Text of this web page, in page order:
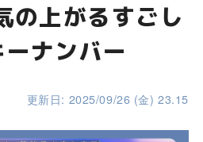
上がるすごし
ナンバー
更新日: 2025/09/26 (金) 23.15